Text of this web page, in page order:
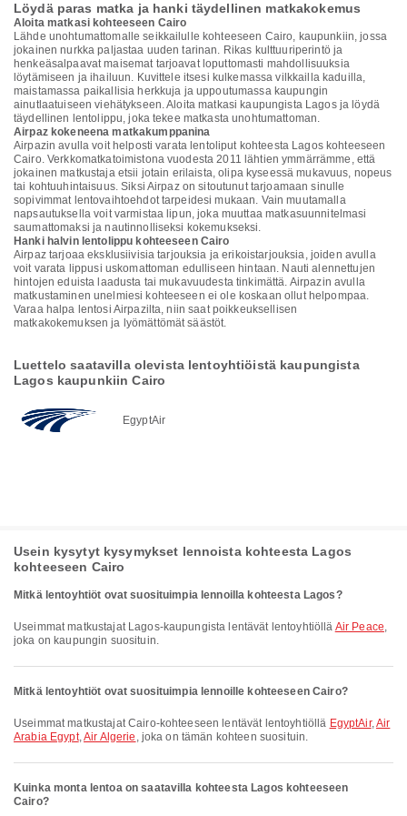
Löydä paras matka ja hanki täydellinen matkakokemus
Aloita matkasi kohteeseen Cairo
Lähde unohtumattomalle seikkailulle kohteeseen Cairo, kaupunkiin, jossa
jokainen nurkka paljastaa uuden tarinan. Rikas kulttuuriperintö ja
henkeäsalpaavat maisemat tarjoavat loputtomasti mahdollisuuksia
löytämiseen ja ihailuun. Kuvittele itsesi kulkemassa vilkkailla kaduilla,
maistamassa paikallisia herkkuja ja uppoutumassa kaupungin
ainutlaatuiseen viehätykseen. Aloita matkasi kaupungista Lagos ja löydä
täydellinen lentolippu, joka tekee matkasta unohtumattoman.
Airpaz kokeneena matkakumppanina
Airpazin avulla voit helposti varata lentoliput kohteesta Lagos kohteeseen
Cairo. Verkkomatkatoimistona vuodesta 2011 lähtien ymmärrämme, että
jokainen matkustaja etsii jotain erilaista, olipa kyseessä mukavuus, nopeus
tai kohtuuhintaisuus. Siksi Airpaz on sitoutunut tarjoamaan sinulle
sopivimmat lentovaihtoehdot tarpeidesi mukaan. Vain muutamalla
napsautuksella voit varmistaa lipun, joka muuttaa matkasuunnitelmasi
saumattomaksi ja nautinnolliseksi kokemukseksi.
Hanki halvin lentolippu kohteeseen Cairo
Airpaz tarjoaa eksklusiivisia tarjouksia ja erikoistarjouksia, joiden avulla
voit varata lippusi uskomattoman edulliseen hintaan. Nauti alennettujen
hintojen eduista laadusta tai mukavuudesta tinkimättä. Airpazin avulla
matkustaminen unelmiesi kohteeseen ei ole koskaan ollut helpompaa.
Varaa halpa lentosi Airpazilta, niin saat poikkeuksellisen
matkakokemuksen ja lyömättömät säästöt.
Luettelo saatavilla olevista lentoyhtiöistä kaupungista
Lagos kaupunkiin Cairo
EgyptAir
Usein kysytyt kysymykset lennoista kohteesta Lagos
kohteeseen Cairo
Mitkä lentoyhtiöt ovat suosituimpia lennoilla kohteesta Lagos?
Useimmat matkustajat Lagos-kaupungista lentävät lentoyhtiöllä Air Peace,
joka on kaupungin suosituin.
Mitkä lentoyhtiöt ovat suosituimpia lennoille kohteeseen Cairo?
Useimmat matkustajat Cairo-kohteeseen lentävät lentoyhtiöllä EgyptAir,Air
Arabia Egypt,Air Algerie , joka on tämän kohteen suosituin.
Kuinka monta lentoa on saatavilla kohteesta Lagos kohteeseen
Cairo?